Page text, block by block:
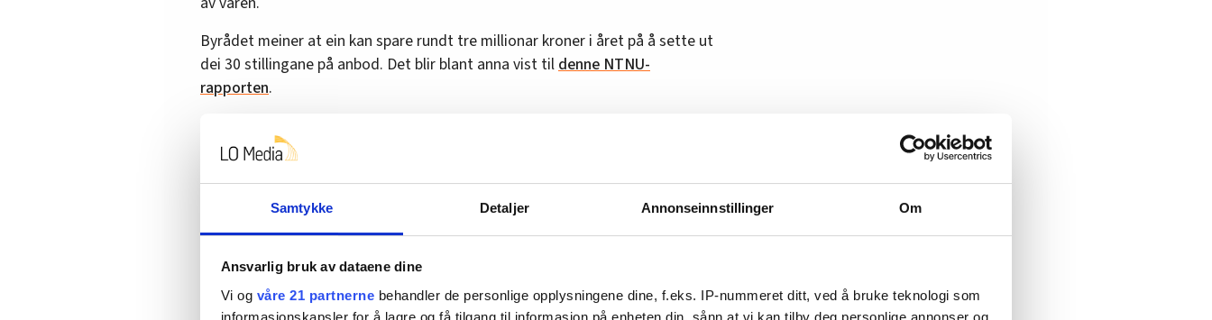
Samtykke Detaljer Annonseinnstillinger Om
Ansvarlig bruk av dataene dine
Vi og våre 21 partnerne behandler de personlige opplysningene dine, f.eks. IP-nummeret ditt, ved å bruke teknologi som
informasjonskapsler for å lagre og få tilgang til informasjon på enheten din, sånn at vi kan tilby deg personlige annonser og
Byrådet meiner at ein kan spare rundt tre millionar kroner i året på å sette ut
dei 30 stillingane på anbod. Det blir blant anna vist tildenne NTNU-
rapporten.
Pistol ramla ut av sekken
sidan 2020 som sjukepleiar og sett mykje:
Pistolen fall ut av ryggsekken til ein pasient. Sjølv har eg sett ein mann kome
inn med ein machete i ein pose, seier Ringlund.